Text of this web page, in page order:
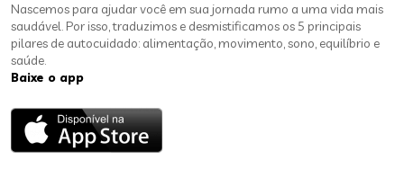
Nascemos para ajudar você em sua jornada rumo a uma vida mais
saudável. Por isso, traduzimos e desmistificamos os 5 principais
pilares de autocuidado: alimentação, movimento, sono, equilíbrio e
saúde.
Baixe o app